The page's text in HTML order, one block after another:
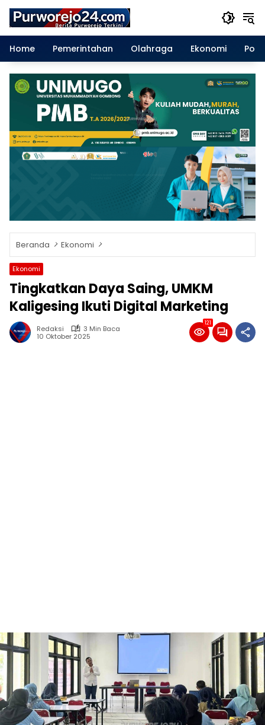
Langsung
konten
Home
Pemerintahan Olahraga Ekonomi
Beranda Ekonomi
Ekonomi
Tingkatkan Daya Saing, UMKM
Kaligesing Ikuti Digital Marketing
Redaksi
3 Min Baca
10 Oktober 2025
121